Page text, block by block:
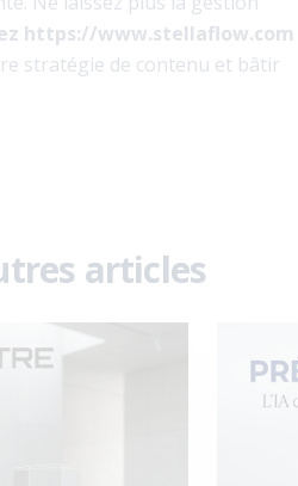
https://www.stellaflow.com
stratégie de contenu et bâtir
articles